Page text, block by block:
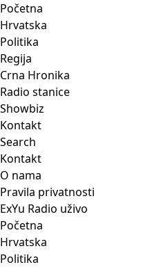
Početna
Hrvatska
Politika
Regija
Crna Hronika
Radio stanice
Showbiz
Kontakt
Search
Kontakt
O nama
Pravila privatnosti
ExYu Radio uživo
Početna
Hrvatska
Politika